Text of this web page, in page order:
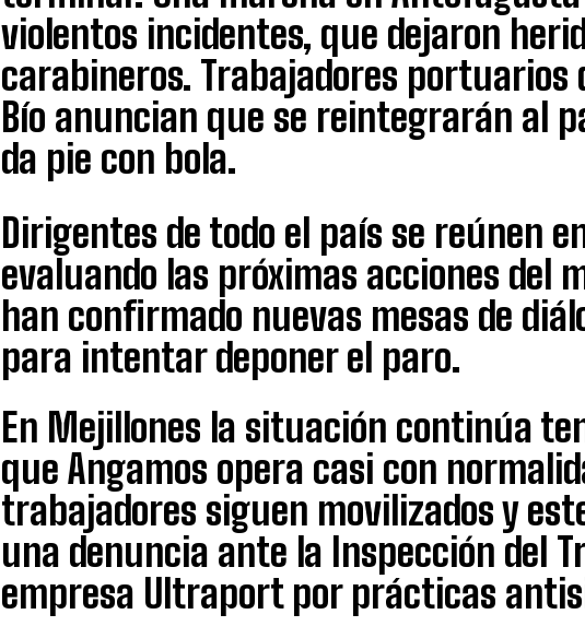
violentos incidentes, que dejaron
carabineros. Trabajadores portuarios
Bío anuncian que se reintegrarán al
da pie con bola.
Dirigentes de todo el país se reúnen
evaluando las próximas acciones del
han confirmado nuevas mesas de
para intentar deponer el paro.
En Mejillones la situación continúa
que Angamos opera casi con
trabajadores siguen movilizados y
una denuncia ante la Inspección del
empresa Ultraport por prácticas